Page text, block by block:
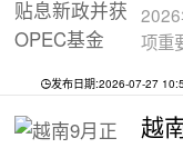
项重
发布日期:2026-07-27